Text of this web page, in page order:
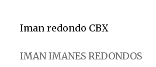
Iman redondo CBX
IMAN IMANES REDONDOS